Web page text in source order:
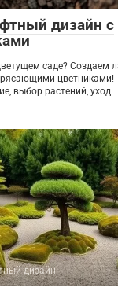
дизайн с
саде? Создаем
цветниками!
выбор растений, уход
дизайн